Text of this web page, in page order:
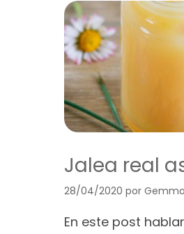
Jalea real
28/04/2020 por
En este post